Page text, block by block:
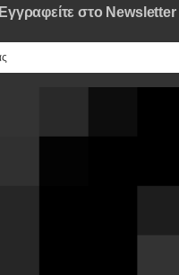
Εγγραφείτε στο Newsletter